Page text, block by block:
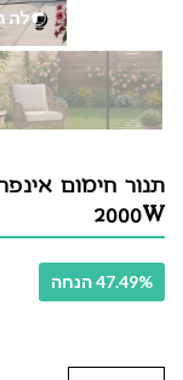
2000W
47.49% הנחה